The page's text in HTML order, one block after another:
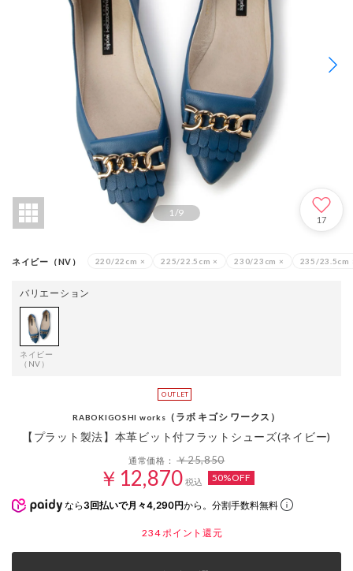
1/9
17
ネイビー（NV） 220/22cm × 225/22.5cm × 230/23cm × 235/23.5cm
バリエーション
ネイビー
（NV）
RABOKIGOSHI works （ラボ キゴシ ワークス）
【プラット製法】本革ビット付フラットシューズ(ネイビー)
通常価格：￥25,850
￥12,870 税込 50%OFF
なら 3回払いで月々4,290円から。分割手数料無料
234ポイント還元